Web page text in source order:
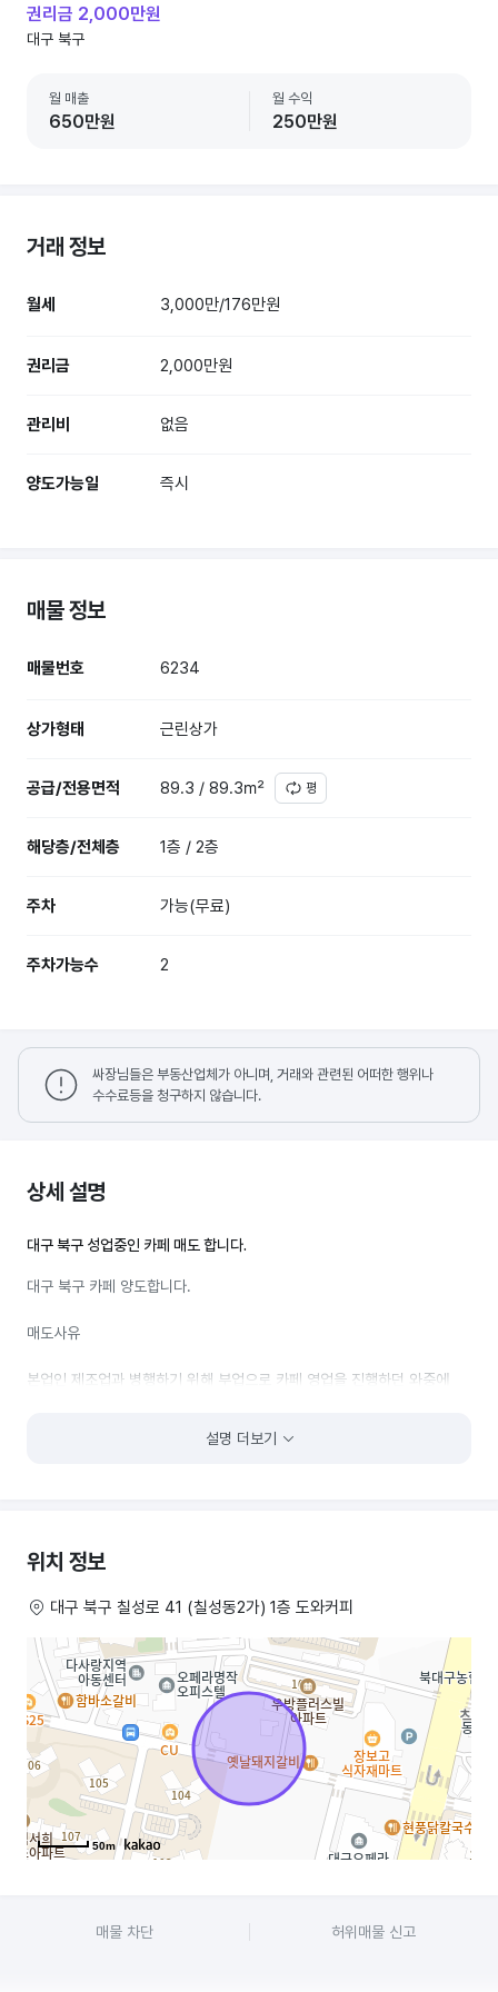
권리금 2,000만원
대구 북구
월 매출
650만원
월 수익
250만원
거래 정보
월세 3,000만/176만원
권리금 2,000만원
관리비 없음
양도가능일 즉시
매물 정보
매물번호 6234
상가형태 근린상가
공급/전용면적 89.3 / 89.3㎡ 평
해당층/전체층 1층 / 2층
주차 가능(무료)
주차가능수 2
싸장님들은 부동산업체가 아니며, 거래와 관련된 어떠한 행위나
수수료등을 청구하지 않습니다.
상세 설명
대구 북구 성업중인 카페 매도 합니다.
대구 북구 카페 양도합니다.
매도사유
본업인 제조업과 병행하기 위해 부업으로 카페 영업을 진행하던 와중에
인테리어했고, 크게 손보실 부분 없음.
– 권리금은 점포 내의 모든 것들을 포함하며, 시설, 집기, 머신, 에어컨,
냉장고 등 다 포함한 가격(바로 장사 가능).
– 현재 장사는 안정적인 매출을 꾸준히 유지하고 있으며, 배달을 일체
하지않고 홀/포장만으로 성업 중.
– 생활밀집형 상권(대구역에서 대구FC축구장으로 가는 라인, 주변 다수의
아파트 상권)
+도도 포인트 적립 데이터로 매일, 매주 확인 중.
설명 더보기
위치 정보
대구 북구 칠성로 41 (칠성동2가) 1층 도와커피
50m
매물 차단 허위매물 신고